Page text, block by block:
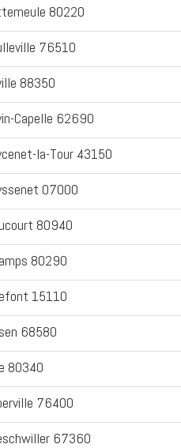
80220
76510
88350
Capelle 62690
la-Tour 43150
07000
80940
80290
15110
68580
80340
76400
67360